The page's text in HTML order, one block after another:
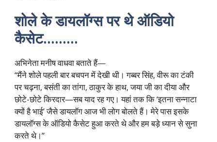
शोले के डायलॉग्स पर थे ऑडियो
कैसेट………
अभिनेता मनीष वाधवा बताते हैं—
“मैंने शोले पहली बार बचपन में देखी थी। गब्बर सिंह, वीरू का टंकी
पर चढ़ना, बसंती का तांगा, ठाकुर के हाथ, जया जी का दीया और
छोटे-छोटे किरदार—सब याद रह गए। यहां तक कि ‘इतना सन्नाटा
क्यों है भाई’ जैसे डायलॉग आज भी लोग बोलते हैं। मेरे पास इसके
डायलॉग्स के ऑडियो कैसेट हुआ करते थे और हम बड़े ध्यान से सुना
करते थे।”